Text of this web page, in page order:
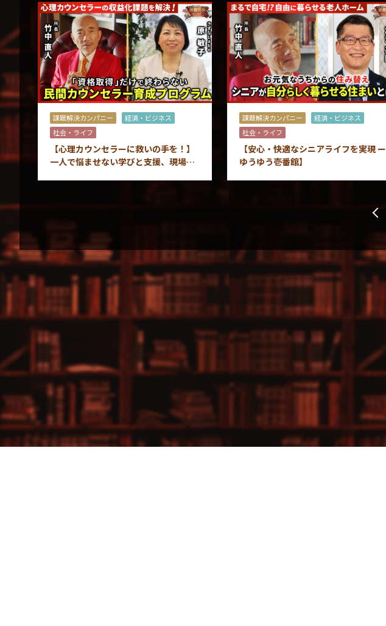
課題解決カンパニー
経済・ビジネス
社会・ライフ
【心理カウンセラーに救いの手を！】
一人で悩ませない学びと支援、現場で
課題解決カンパニー
経済・ビジネス
社会・ライフ
【安心・快適なシニアライフを実現 ー
ゆうゆう壱番館】